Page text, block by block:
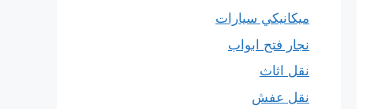
ميكانيكي سيارات
نجار فتح ابواب
نقل اثاث
نقل عفش